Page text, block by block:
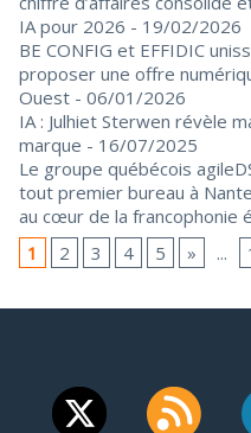
IA pour 2026 - 19/02/2026
BE CONFIG et EFFIDIC
proposer une offre
Ouest - 06/01/2026
IA : Julhiet Sterwen révèle
marque - 16/07/2025
Le groupe québécois
tout premier bureau à
au cœur de la francophonie
1
2 3 4 5 » ...